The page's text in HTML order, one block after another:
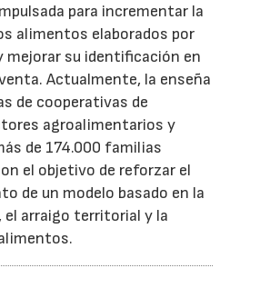
para incrementar la
alimentos elaborados por
mejorar su identificación en
Actualmente, la enseña
de cooperativas de
agroalimentarios y
de 174.000 familias
el objetivo de reforzar el
de un modelo basado en la
el arraigo territorial y la